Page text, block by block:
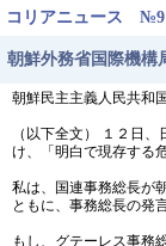
コリアニュース
朝鮮外務省国際機構
朝鮮民主主義人民共和
（以下全文） １２日
け、「明白で現存する
私は、国連事務総長が
ともに、事務総長の発
もし、グテーレス事務